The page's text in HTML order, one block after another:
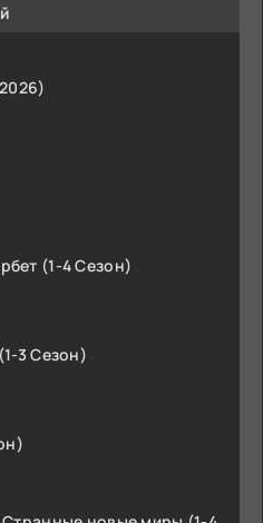
(1-4 Сезон)
3 Сезон)